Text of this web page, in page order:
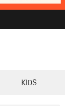
KIDS